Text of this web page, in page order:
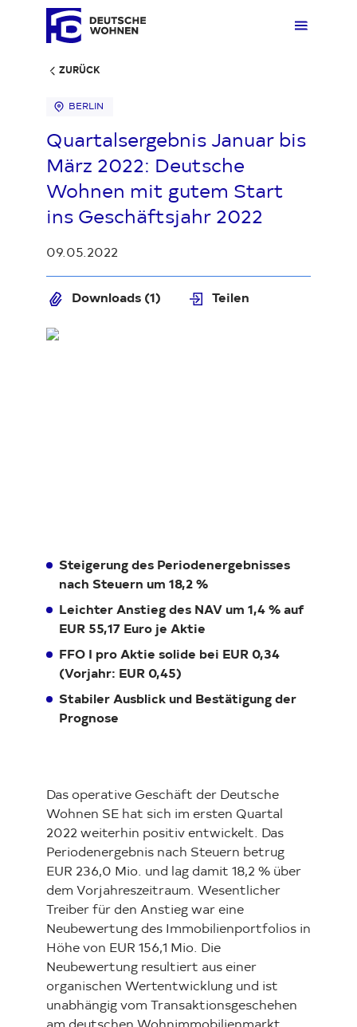
Mieten
Kaufen
Fakten & Positionen
ZURÜCK
BERLIN
Quartalsergebnis Januar bis
März 2022: Deutsche
Wohnen mit gutem Start
ins Geschäftsjahr 2022
09.05.2022
Downloads (1) Teilen
Loading...
Steigerung des Periodenergebnisses
nach Steuern um 18,2 %
Leichter Anstieg des NAV um 1,4 % auf
EUR 55,17 Euro je Aktie
FFO I pro Aktie solide bei EUR 0,34
(Vorjahr: EUR 0,45)
Stabiler Ausblick und Bestätigung der
Prognose
Das operative Geschäft der Deutsche
Wohnen SE hat sich im ersten Quartal
2022 weiterhin positiv entwickelt. Das
Periodenergebnis nach Steuern betrug
EUR 236,0 Mio. und lag damit 18,2 % über
dem Vorjahreszeitraum. Wesentlicher
Treiber für den Anstieg war eine
Neubewertung des Immobilienportfolios in
Höhe von EUR 156,1 Mio. Die
Neubewertung resultiert aus einer
organischen Wertentwicklung und ist
unabhängig vom Transaktionsgeschehen